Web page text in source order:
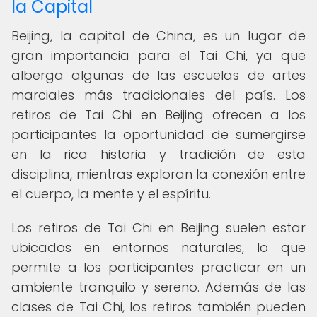
la Capital
Beijing, la capital de China, es un lugar de
gran importancia para el Tai Chi, ya que
alberga algunas de las escuelas de artes
marciales más tradicionales del país. Los
retiros de Tai Chi en Beijing ofrecen a los
participantes la oportunidad de sumergirse
en la rica historia y tradición de esta
disciplina, mientras exploran la conexión entre
el cuerpo, la mente y el espíritu.
Los retiros de Tai Chi en Beijing suelen estar
ubicados en entornos naturales, lo que
permite a los participantes practicar en un
ambiente tranquilo y sereno. Además de las
clases de Tai Chi, los retiros también pueden